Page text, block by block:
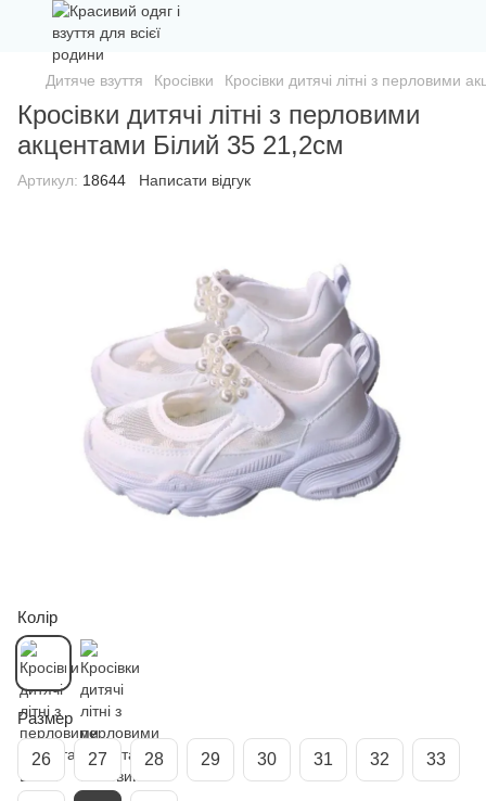
Дитяче взуття Кросівки Кросівки дитячі літні з перловими
Кросівки дитячі літні з перловими
акцентами Білий 35 21,2см
Артикул: 18644 Написати відгук
Колір
Размер
26 27 28 29 30 31 32 33